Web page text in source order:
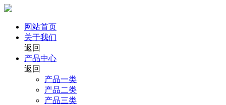
网站首页
关于我们
返回
产品中心
返回
产品一类
产品二类
产品三类